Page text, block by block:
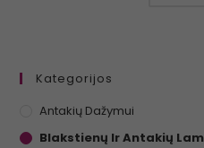
Kategorijos
Antakių Dažymui
Blakstienų Ir Antakių